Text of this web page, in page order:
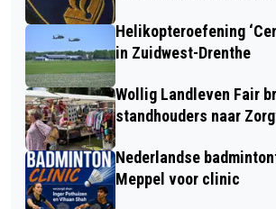
Helikopteroefening
in Zuidwest-Drenthe
Wollig Landleven Fair
standhouders naar
Nederlandse
Meppel voor clinic